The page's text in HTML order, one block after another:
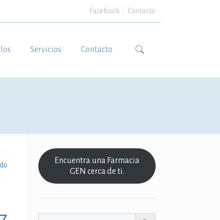
Facebook Contacto
Servicios Contacto
Encuentra una Farmacia
GEN cerca de ti.